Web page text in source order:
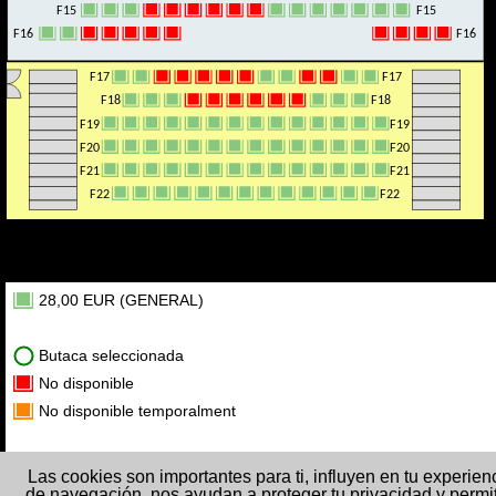
Las cookies son importantes para ti, influyen en tu
F17
F18
F19
F20
F21
F22
F17
F18
F19
F20
F21
F22
F15
F16
F15
F16
F17
F18
F19
F20
F21
F22
F17
F18
F19
F20
F21
F22
F15
F16
F15
F16
28,00 EUR (GENERAL)
Butaca seleccionada
No disponible
No disponible temporalment